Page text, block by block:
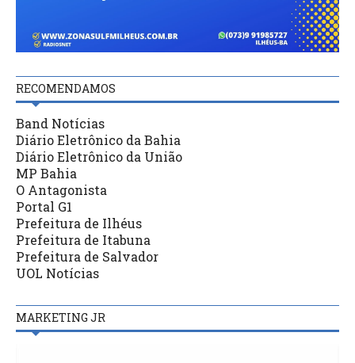
RECOMENDAMOS
Band Notícias
Diário Eletrônico da Bahia
Diário Eletrônico da União
MP Bahia
O Antagonista
Portal G1
Prefeitura de Ilhéus
Prefeitura de Itabuna
Prefeitura de Salvador
UOL Notícias
MARKETING JR